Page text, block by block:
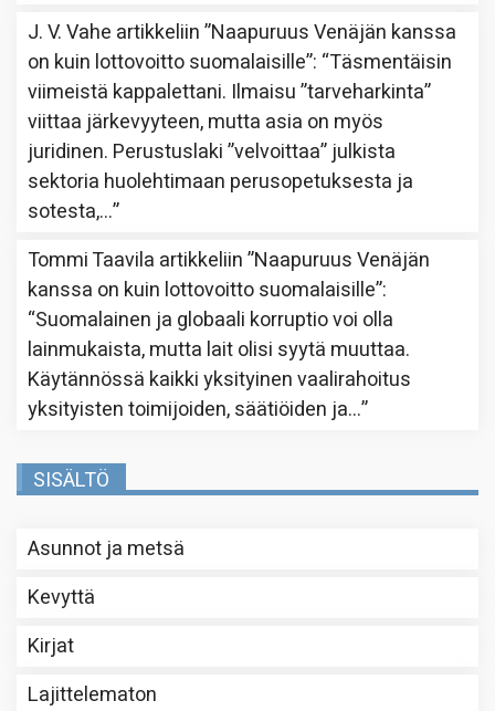
J. V. Vahe artikkeliin”Naapuruus Venäjän kanssa
on kuin lottovoitto suomalaisille”: “Täsmentäisin
viimeistä kappalettani. Ilmaisu ”tarveharkinta”
viittaa järkevyyteen, mutta asia on myös
juridinen. Perustuslaki ”velvoittaa” julkista
sektoria huolehtimaan perusopetuksesta ja
sotesta,…”
Tommi Taavila artikkeliin”Naapuruus Venäjän
kanssa on kuin lottovoitto suomalaisille”:
“Suomalainen ja globaali korruptio voi olla
lainmukaista, mutta lait olisi syytä muuttaa.
Käytännössä kaikki yksityinen vaalirahoitus
yksityisten toimijoiden, säätiöiden ja…”
SISÄLTÖ
Asunnot ja metsä
Kevyttä
Kirjat
Lajittelematon